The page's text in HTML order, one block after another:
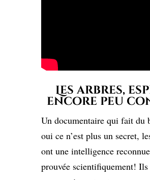
Les arbres,
encore peu
Un documentaire qui fait
oui ce n’est plus un secret,
ont une intelligence
prouvée scientifiquement! Ils